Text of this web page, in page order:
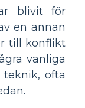
blivit för
en annan
till konflikt
vanliga
ofta